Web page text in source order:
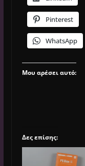
Pinterest
WhatsApp
Μου αρέσει αυτό:
Δες επίσης: